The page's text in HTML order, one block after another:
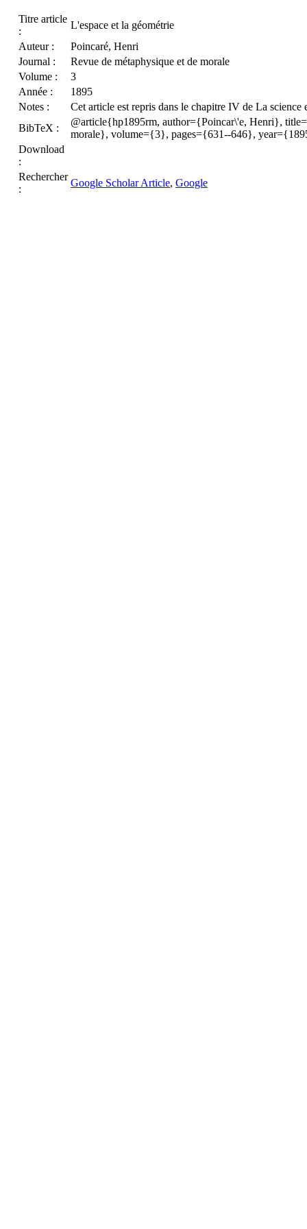
Titre article
:
L'espace et la géométrie
Auteur :
Poincaré, Henri
Journal :
Revue de métaphysique et de morale
Volume :
3
Année :
1895
Notes :
Cet article est repris dans le chapitre IV de La science
BibTeX :
@article{hp1895rm, author={Poincar\'e, Henri},
morale}, volume={3}, pages={631--646},
Download
:
Rechercher
:
Google Scholar Article, Google